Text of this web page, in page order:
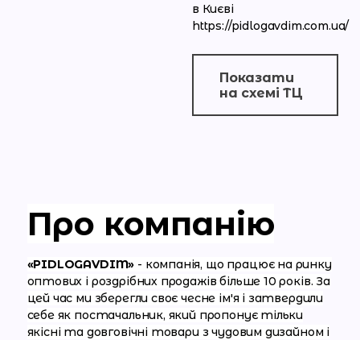
в Києві
https://pidlogavdim.com.ua/
Показати
на схемі ТЦ
Про компанію
«PIDLOGAVDIM» - компанія, що працює на ринку
оптових і роздрібних продажів більше 10 років. За
цей час ми зберегли своє чесне ім'я і затвердили
себе як постачальник, який пропонує тільки
якісні та довговічні товари з чудовим дизайном і